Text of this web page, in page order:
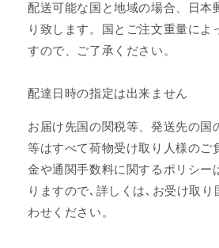
配送可能な国と地域の場合、日本
り致します。国とご注文重量によ
すので、ご了承ください。
配達日時の指定は出来ません
お届け先国の関税等、発送先の国
等はすべて荷物受け取り人様のご
金や通関手数料に関するポリシー
りますので､詳しくは､お受け取り
わせください。